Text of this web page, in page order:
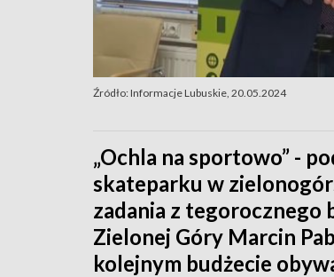
Źródło: Informacje Lubuskie, 20.05.2024
„Ochla na sportowo” -
skateparku w
zadania z
Zielonej Góry Marcin
kolejnym budżecie